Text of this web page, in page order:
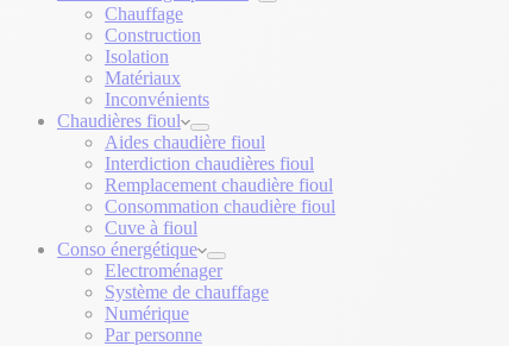
Chauffage
Construction
Isolation
Matériaux
Inconvénients
Chaudières fioul
Aides chaudière fioul
Interdiction chaudières fioul
Remplacement chaudière fioul
Consommation chaudière fioul
Cuve à fioul
Conso énergétique
Electroménager
Système de chauffage
Numérique
Par personne